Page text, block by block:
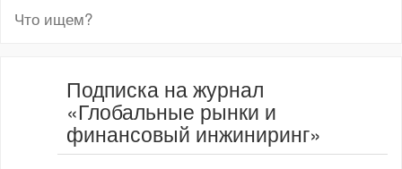
Подписка на журнал
«Глобальные рынки и
финансовый инжиниринг»